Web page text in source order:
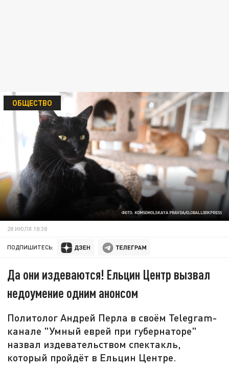
ФОТО: KOMSOMOLSKAYA PRAVDA/GLOBALLOOKPRESS
ОБЩЕСТВО
28 ИЮЛЯ 18:38
ПОДПИШИТЕСЬ:
Да они издеваются! Ельцин Центр вызвал
недоумение одним анонсом
Политолог Андрей Перла в своём Telegram-
канале "Умный еврей при губернаторе"
назвал издевательством спектакль,
который пройдёт в Ельцин Центре.